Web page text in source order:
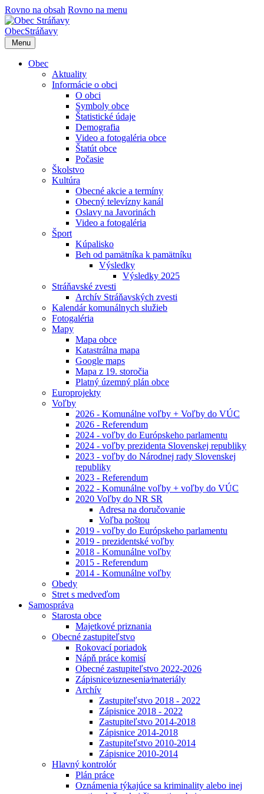
Rovno na obsah Rovno na menu
ObecStráňavy
Menu
Obec
Aktuality
Informácie o obci
O obci
Symboly obce
Štatistické údaje
Demografia
Video a fotogaléria obce
Štatút obce
Počasie
Školstvo
Kultúra
Obecné akcie a termíny
Obecný televízny kanál
Oslavy na Javorinách
Video a fotogaléria
Šport
Kúpalisko
Beh od pamätníka k pamätníku
Výsledky
Výsledky 2025
Stráňavské zvesti
Archív Stráňavských zvesti
Kalendár komunálnych služieb
Fotogaléria
Mapy
Mapa obce
Katastrálna mapa
Google maps
Mapa z 19. storočia
Platný územný plán obce
Europrojekty
Voľby
2026 - Komunálne voľby + Voľby do VÚC
2026 - Referendum
2024 - voľby do Európskeho parlamentu
2024 - voľby prezidenta Slovenskej republiky
2023 - voľby do Národnej rady Slovenskej
republiky
2023 - Referendum
2022 - Komunálne voľby + voľby do VÚC
2020 Voľby do NR SR
Adresa na doručovanie
Voľba poštou
2019 - voľby do Európskeho parlamentu
2019 - prezidentské voľby
2018 - Komunálne voľby
2015 - Referendum
2014 - Komunálne voľby
Obedy
Stret s medveďom
Samospráva
Starosta obce
Majetkové priznania
Obecné zastupiteľstvo
Rokovací poriadok
Nápň práce komisí
Obecné zastupiteľstvo 2022-2026
Zápisnice⁄uznesenia⁄materiály
Archív
Zastupiteľstvo 2018 - 2022
Zápisnice 2018 - 2022
Zastupiteľstvo 2014-2018
Zápisnice 2014-2018
Zastupiteľstvo 2010-2014
Zápisnice 2010-2014
Hlavný kontrolór
Plán práce
Oznámenia týkajúce sa kriminality alebo inej